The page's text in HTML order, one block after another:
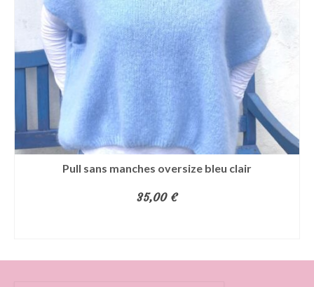
Pull sans manches oversize bleu clair
35,00 €